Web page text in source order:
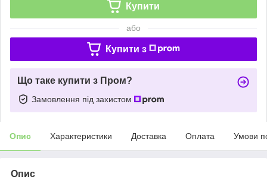
Купити
або
Купити з
Що таке купити з Пром?
Замовлення під захистом
Опис Характеристики Доставка Оплата Умови
Опис